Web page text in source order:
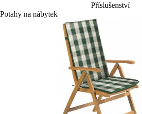
Příslušenství
Potahy na nábytek